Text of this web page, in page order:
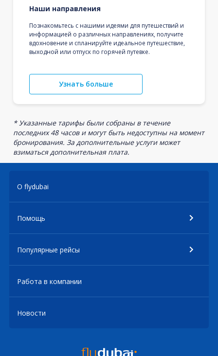
Наши направления
Познакомьтесь с нашими идеями для путешествий и
информацией о различных направлениях, получите
вдохновение и спланируйте идеальное путешествие,
выходной или отпуск по горячей путевке.
Узнать больше
* Указанные тарифы были собраны в течение
последних 48 часов и могут быть недоступны на момент
бронирования. За дополнительные услуги может
взиматься дополнительная плата.
О flydubai
Помощь
Популярные рейсы
Работа в компании
Новости